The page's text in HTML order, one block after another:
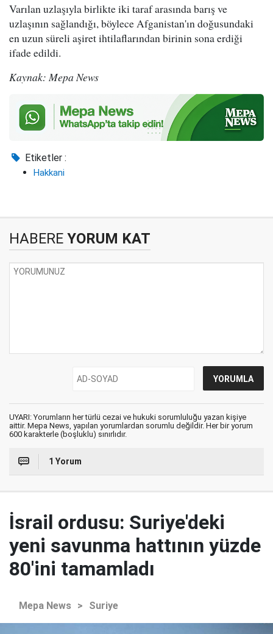
Varılan uzlaşıyla birlikte iki taraf arasında barış ve
uzlaşının sağlandığı, böylece Afganistan'ın doğusundaki
en uzun süreli aşiret ihtilaflarından birinin sona erdiği
ifade edildi.
Kaynak: Mepa News
Etiketler :
Hakkani
HABERE YORUM KAT
UYARI: Yorumların her türlü cezai ve hukuki sorumluluğu yazan kişiye
aittir. Mepa News, yapılan yorumlardan sorumlu değildir. Her bir yorum
600 karakterle (boşluklu) sınırlıdır.
1 Yorum
İsrail ordusu: Suriye'deki
yeni savunma hattının yüzde
80'ini tamamladı
Mepa News > Suriye